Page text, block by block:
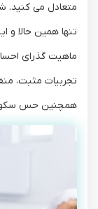
متعادل می کنید.
تنها همین حالا و
ماهیت گذرای
تجربیات مثبت،
همچنین حس